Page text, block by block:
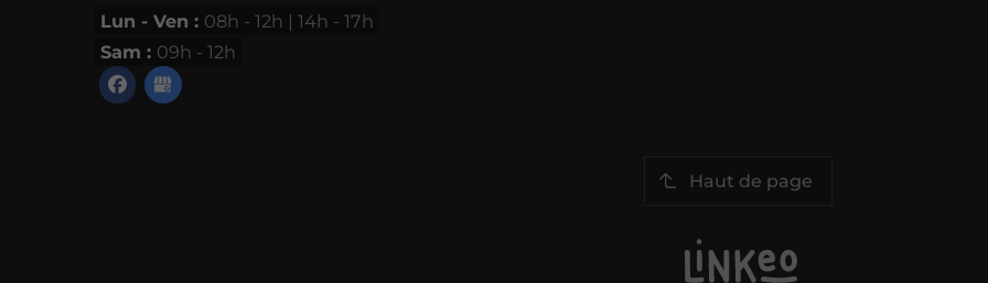
Lun - Ven : 08h - 12h | 14h - 17h
Sam : 09h - 12h
Haut de page